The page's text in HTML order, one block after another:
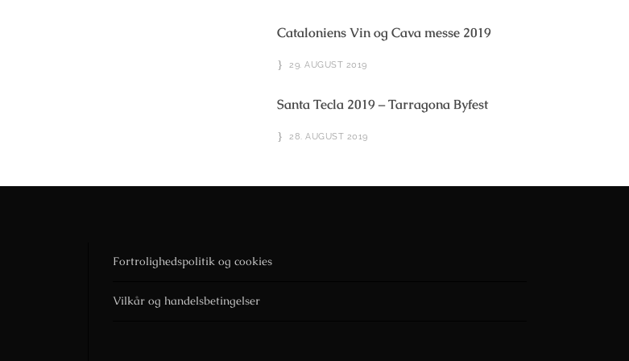
Cataloniens Vin og Cava messe 2019
29. AUGUST 2019
Santa Tecla 2019 – Tarragona Byfest
28. AUGUST 2019
Fortrolighedspolitik og cookies
Vilkår og handelsbetingelser